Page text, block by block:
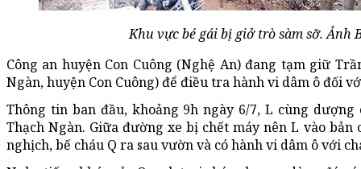
Khu vực bé gái bị giở trò sàm sỡ. Ảnh
Công an huyện Con Cuông (Nghệ An) đang tạm giữ
Ngàn, huyện Con Cuông) để điều tra hành vi dâm ô đối
Thông tin ban đầu, khoảng 9h ngày 6/7, L cùng dượng
Thạch Ngàn. Giữa đường xe bị chết máy nên L vào
nghịch, bế cháu Q ra sau vườn và có hành vi dâm ô với